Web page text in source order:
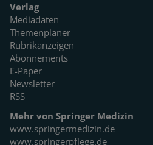
Verlag
Mediadaten
Themenplaner
Rubrikanzeigen
Abonnements
E-Paper
Newsletter
RSS
Mehr von Springer Medizin
www.springermedizin.de
www.springerpflege.de